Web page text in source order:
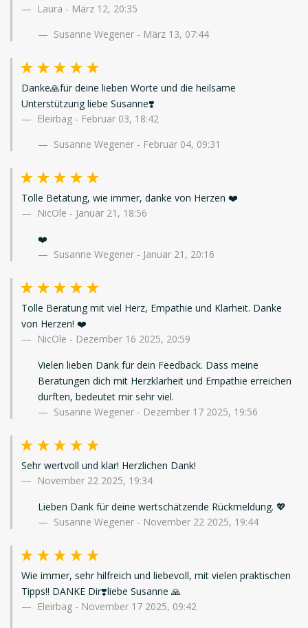
Laura - März 12, 20:35
Susanne Wegener - März 13, 07:44
Danke🙏für deine lieben Worte und die heilsame
Unterstützung liebe Susanne❣️
Eleirbag - Februar 03, 18:42
Susanne Wegener - Februar 04, 09:31
Tolle Betatung, wie immer, danke von Herzen ❤️
NicOle - Januar 21, 18:56
❤️
Susanne Wegener - Januar 21, 20:16
Tolle Beratung mit viel Herz, Empathie und Klarheit. Danke
von Herzen! ❤️
NicOle - Dezember 16 2025, 20:59
Vielen lieben Dank für dein Feedback. Dass meine
Beratungen dich mit Herzklarheit und Empathie erreichen
durften, bedeutet mir sehr viel.
Susanne Wegener - Dezember 17 2025, 19:56
Sehr wertvoll und klar! Herzlichen Dank!
November 22 2025, 19:34
Lieben Dank für deine wertschätzende Rückmeldung. 💖
Susanne Wegener - November 22 2025, 19:44
Wie immer, sehr hilfreich und liebevoll, mit vielen praktischen
Tipps!! DANKE Dir❣️liebe Susanne 🙏
Eleirbag - November 17 2025, 09:42